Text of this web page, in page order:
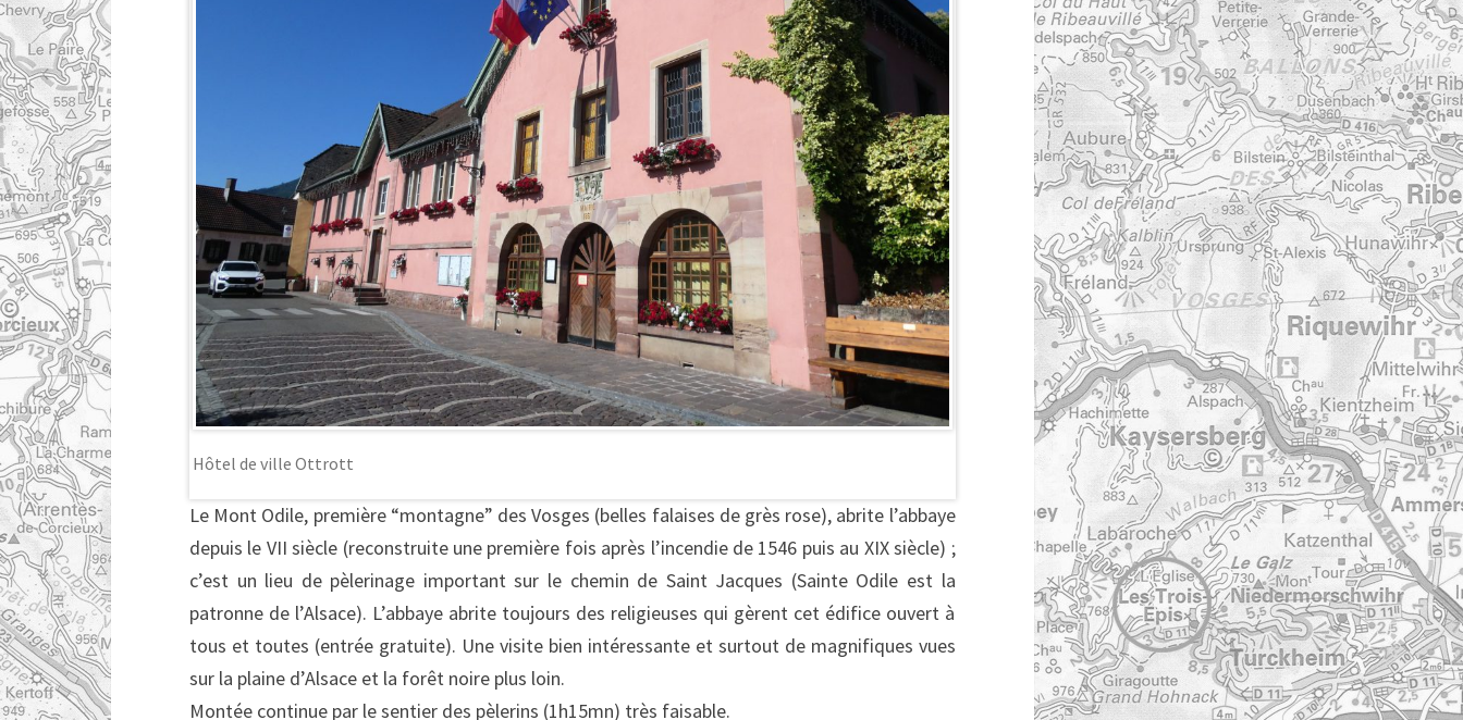
Hôtel de ville Ottrott
Le Mont Odile, première “montagne” des Vosges (belles falaises de grès rose), abrite l’abbaye
depuis le VII siècle (reconstruite une première fois après l’incendie de 1546 puis au XIX siècle) ;
c’est un lieu de pèlerinage important sur le chemin de Saint Jacques (Sainte Odile est la
patronne de l’Alsace). L’abbaye abrite toujours des religieuses qui gèrent cet édifice ouvert à
tous et toutes (entrée gratuite). Une visite bien intéressante et surtout de magnifiques vues
sur la plaine d’Alsace et la forêt noire plus loin.
Montée continue par le sentier des pèlerins (1h15mn) très faisable.